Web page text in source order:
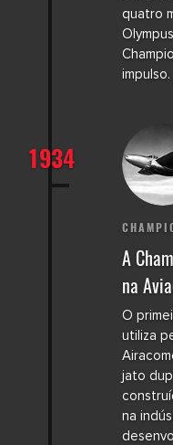
quatro
impulso.
1934
A
na
O
utiliza
jato
na